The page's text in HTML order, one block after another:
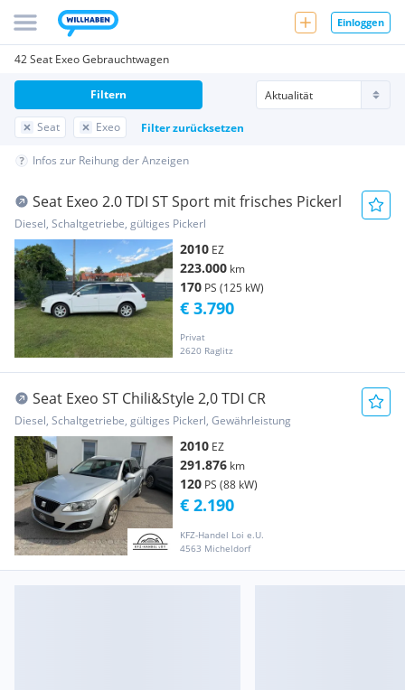
Einloggen
42 Seat Exeo Gebrauchtwagen
Seat Exeo Filter zurücksetzen
Filtern
Infos zur Reihung der Anzeigen
Seat Exeo 2.0 TDI ST Sport mit frisches Pickerl
Diesel, Schaltgetriebe, gültiges Pickerl
2010 EZ
223.000 km
170 PS (125 kW)
Privat
2620 Raglitz
€ 3.790
Seat Exeo ST Chili&Style 2,0 TDI CR
Diesel, Schaltgetriebe, gültiges Pickerl, Gewährleistung
2010 EZ
291.876 km
120 PS (88 kW)
KFZ-Handel Loi e.U.
4563 Micheldorf
€ 2.190